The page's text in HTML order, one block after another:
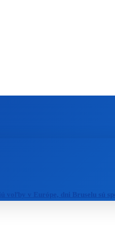
voľby v Európe, dni Bruselu sú